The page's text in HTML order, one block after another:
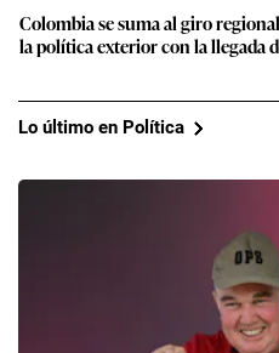
Colombia se suma al giro
la política exterior con la llegada
Lo último en Política